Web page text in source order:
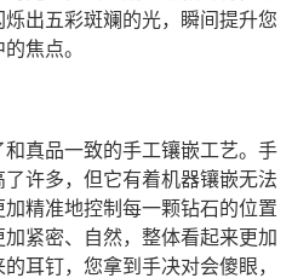
出五彩斑斓的光，瞬间提升您
焦点。
真品一致的手工镶嵌工艺。手
许多，但它有着机器镶嵌无法
精准地控制每一颗钻石的位置
紧密、自然，整体看起来更加
耳钉，您拿到手决对会傻眼，